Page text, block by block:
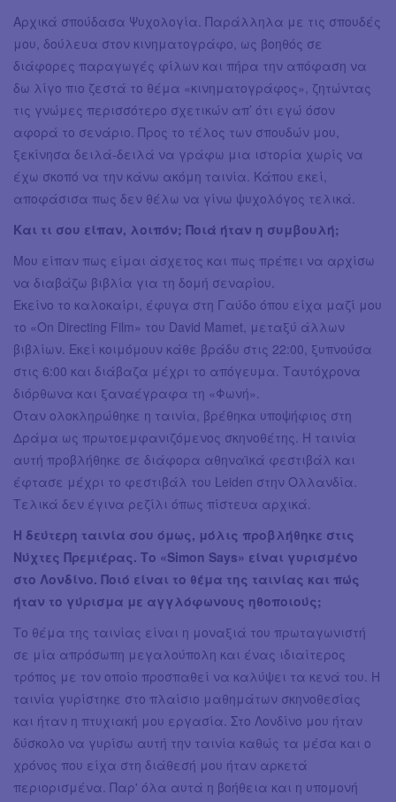
Αρχικά σπούδασα Ψυχολογία. Παράλληλα με τις σπουδές
μου, δούλευα στον κινηματογράφο, ως βοηθός σε
διάφορες παραγωγές φίλων και πήρα την απόφαση να
δω λίγο πιο ζεστά το θέμα «κινηματογράφος», ζητώντας
τις γνώμες περισσότερο σχετικών απ’ ότι εγώ όσον
αφορά το σενάριο. Προς το τέλος των σπουδών μου,
ξεκίνησα δειλά-δειλά να γράφω μια ιστορία χωρίς να
έχω σκοπό να την κάνω ακόμη ταινία. Κάπου εκεί,
αποφάσισα πως δεν θέλω να γίνω ψυχολόγος τελικά.
Και τι σου είπαν, λοιπόν; Ποιά ήταν η συμβουλή;
Μου είπαν πως είμαι άσχετος και πως πρέπει να αρχίσω
να διαβάζω βιβλία για τη δομή σεναρίου.
Εκείνο το καλοκαίρι, έφυγα στη Γαύδο όπου είχα μαζί μου
το «On Directing Film» του David Mamet, μεταξύ άλλων
βιβλίων. Εκεί κοιμόμουν κάθε βράδυ στις 22:00, ξυπνούσα
στις 6:00 και διάβαζα μέχρι το απόγευμα. Ταυτόχρονα
διόρθωνα και ξαναέγραφα τη «Φωνή».
Όταν ολοκληρώθηκε η ταινία, βρέθηκα υποψήφιος στη
Δράμα ως πρωτοεμφανιζόμενος σκηνοθέτης. Η ταινία
αυτή προβλήθηκε σε διάφορα αθηναϊκά φεστιβάλ και
έφτασε μέχρι το φεστιβάλ του Leiden στην Ολλανδία.
Τελικά δεν έγινα ρεζίλι όπως πίστευα αρχικά.
Η δεύτερη ταινία σου όμως, μόλις προβλήθηκε στις
Νύχτες Πρεμιέρας. Το «Simon Says» είναι γυρισμένο
στο Λονδίνο. Ποιό είναι το θέμα της ταινίας και πώς
ήταν το γύρισμα με αγγλόφωνους ηθοποιούς;
Το θέμα της ταινίας είναι η μοναξιά του πρωταγωνιστή
σε μία απρόσωπη μεγαλούπολη και ένας ιδιαίτερος
τρόπος με τον οποίο προσπαθεί να καλύψει τα κενά του. Η
ταινία γυρίστηκε στο πλαίσιο μαθημάτων σκηνοθεσίας
και ήταν η πτυχιακή μου εργασία. Στο Λονδίνο μου ήταν
δύσκολο να γυρίσω αυτή την ταινία καθώς τα μέσα και ο
χρόνος που είχα στη διάθεσή μου ήταν αρκετά
περιορισμένα. Παρ' όλα αυτά η βοήθεια και η υπομονή